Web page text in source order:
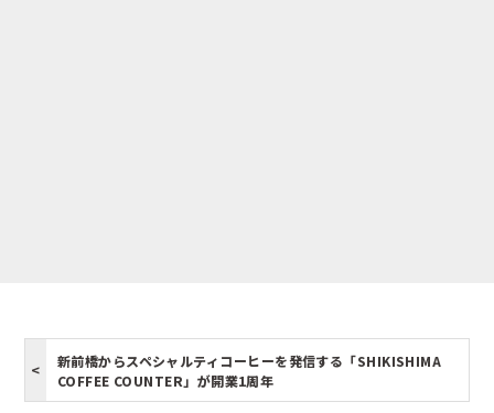
新前橋からスペシャルティコーヒーを発信する「SHIKISHIMA
COFFEE COUNTER」が開業1周年